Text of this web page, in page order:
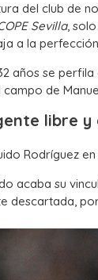
del club de
Sevilla,
a la
años se
de
libre
Rodríguez
acaba su
descartada,